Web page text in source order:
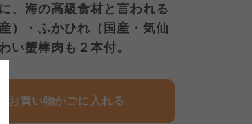
、海の高級食材と言われる
）・ふかひれ（国産・気仙
い蟹棒肉も２本付。
お買い物かごに入れる
れている生協が定
規定されています。
る個人情報につい
管理をおこなってい
認ください。
それぞれご利用の
い。